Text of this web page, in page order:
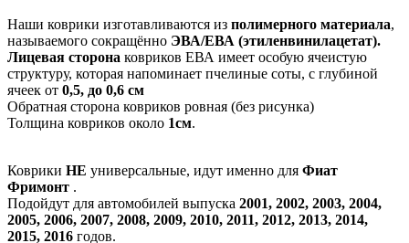
Наши коврики изготавливаются из полимерного материала,
называемого сокращённо ЭВА/ЕВА (этиленвинилацетат).
Лицевая сторона ковриков ЕВА имеет особую ячеистую
структуру, которая напоминает пчелиные соты, с глубиной
ячеек от 0,5, до 0,6 см
Обратная сторона ковриков ровная (без рисунка)
Толщина ковриков около 1см.
Коврики НЕ универсальные, идут именно для Фиат
Фримонт .
Подойдут для автомобилей выпуска 2001, 2002, 2003, 2004,
2005, 2006, 2007, 2008, 2009, 2010, 2011, 2012, 2013, 2014,
2015, 2016 годов.